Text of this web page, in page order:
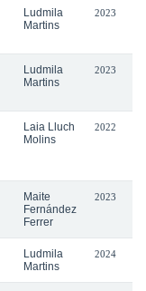
Ludmila
Martins
2023
Ludmila
Martins
2023
Laia Lluch
Molins
2022
Maite
Fernández
Ferrer
2023
Ludmila
Martins
2024